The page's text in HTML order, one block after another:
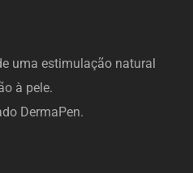
uma estimulação natural
à pele.
DermaPen.